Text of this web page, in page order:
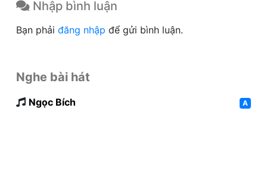
Nhập bình luận
Bạn phải đăng nhập để gửi bình luận.
Nghe bài hát
Ngọc Bích A